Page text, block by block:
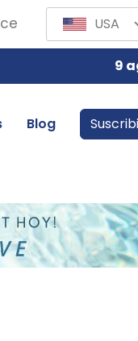
9
Blog
USA